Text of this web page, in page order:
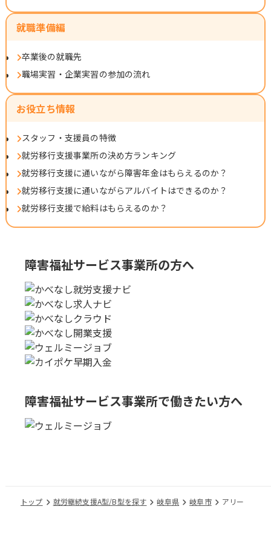
就職準備編
卒業後の就職先
職場実習・企業実習の参加の流れ
お役立ち情報
スタッフ・支援員の特徴
就労移行支援事業所の決め方ランキング
就労移行支援に通いながら障害年金はもらえるのか？
就労移行支援に通いながらアルバイトはできるのか？
就労移行支援で給料はもらえるのか？
障害福祉サービス事業所の方へ
障害福祉サービス事業所で働きたい方へ
トップ 就労継続支援A型/B型を探す 岐阜県 岐阜市 アリー